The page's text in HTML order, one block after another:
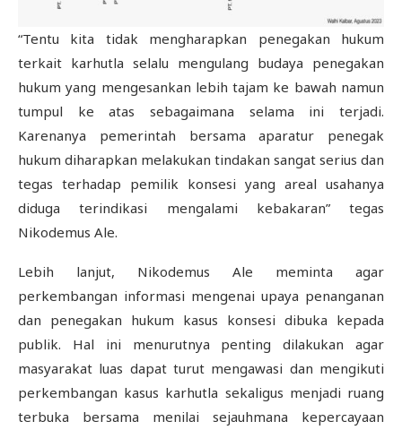
“Tentu kita tidak mengharapkan penegakan hukum
terkait karhutla selalu mengulang budaya penegakan
hukum yang mengesankan lebih tajam ke bawah namun
tumpul ke atas sebagaimana selama ini terjadi.
Karenanya pemerintah bersama aparatur penegak
hukum diharapkan melakukan tindakan sangat serius dan
tegas terhadap pemilik konsesi yang areal usahanya
diduga terindikasi mengalami kebakaran” tegas
Nikodemus Ale.
Lebih lanjut, Nikodemus Ale meminta agar
perkembangan informasi mengenai upaya penanganan
dan penegakan hukum kasus konsesi dibuka kepada
publik. Hal ini menurutnya penting dilakukan agar
masyarakat luas dapat turut mengawasi dan mengikuti
perkembangan kasus karhutla sekaligus menjadi ruang
terbuka bersama menilai sejauhmana kepercayaan